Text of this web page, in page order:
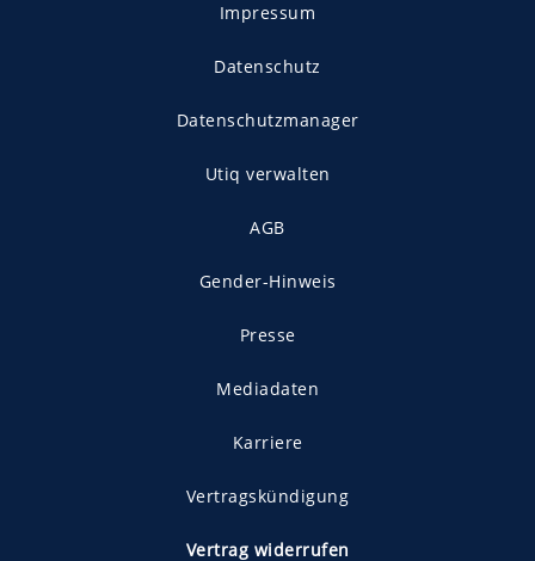
Impressum
Datenschutz
Datenschutzmanager
Utiq verwalten
AGB
Gender-Hinweis
Presse
Mediadaten
Karriere
Vertragskündigung
Vertrag widerrufen